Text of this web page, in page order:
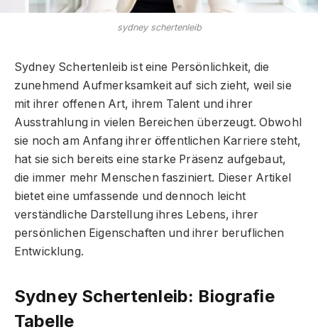
sydney schertenleib
Sydney Schertenleib ist eine Persönlichkeit, die
zunehmend Aufmerksamkeit auf sich zieht, weil sie
mit ihrer offenen Art, ihrem Talent und ihrer
Ausstrahlung in vielen Bereichen überzeugt. Obwohl
sie noch am Anfang ihrer öffentlichen Karriere steht,
hat sie sich bereits eine starke Präsenz aufgebaut,
die immer mehr Menschen fasziniert. Dieser Artikel
bietet eine umfassende und dennoch leicht
verständliche Darstellung ihres Lebens, ihrer
persönlichen Eigenschaften und ihrer beruflichen
Entwicklung.
Sydney Schertenleib: Biografie
Tabelle